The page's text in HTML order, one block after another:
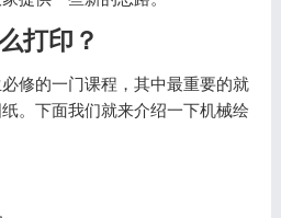
打印？
修的一门课程，其中最重要的就
。下面我们就来介绍一下机械绘